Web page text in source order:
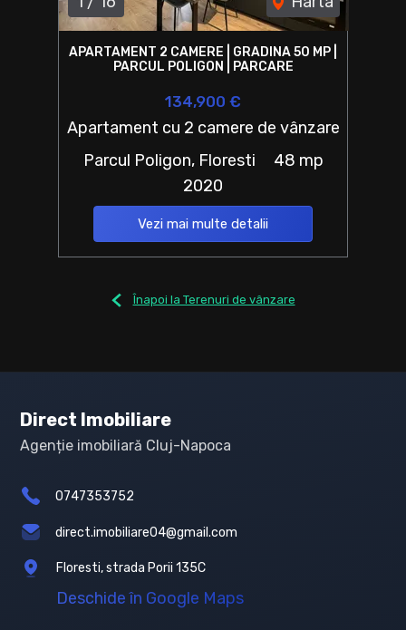
APARTAMENT 2 CAMERE | GRADINA 50 MP |
PARCUL POLIGON | PARCARE
134,900 €
Apartament cu 2 camere de vânzare
Parcul Poligon, Floresti
48 mp
2020
Vezi mai multe detalii
Înapoi la Terenuri de vânzare
Direct Imobiliare
Agenție imobiliară Cluj-Napoca
0747353752
direct.imobiliare04@gmail.com
Floresti, strada Porii 135C
Deschide în Google Maps